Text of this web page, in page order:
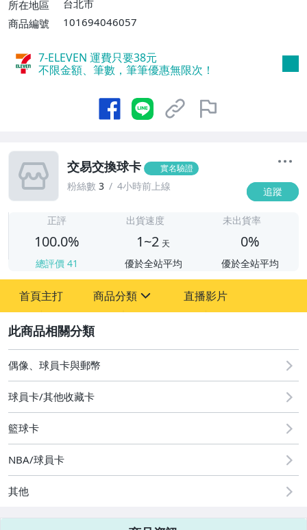
所在地區
台北市
商品編號
101694046057
7-ELEVEN 運費只要38元
不限金額、筆數，筆筆優惠無限次！
交易交換球卡 實名驗證
粉絲數 3 4小時前上線 追蹤
正評
100.0%
總評價 41
出貨速度
1~2 天
優於全站平均
未出貨率
0%
優於全站平均
首頁主打 商品分類
偶像、球員卡與郵幣
直播影片
偶像、球員卡與郵幣
球員卡/其他收藏卡
籃球卡
NBA/球員卡
其他